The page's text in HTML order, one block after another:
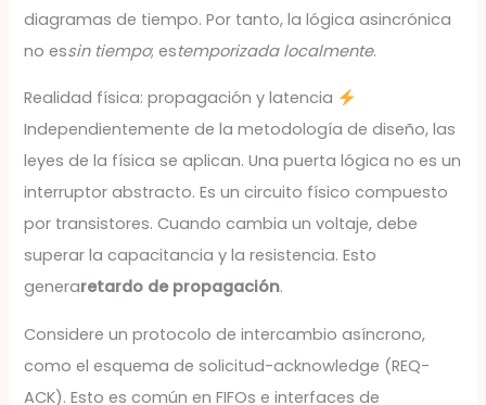
diagramas de tiempo. Por tanto, la lógica asincrónica
no essin tiempo; estemporizada localmente.
Realidad física: propagación y latencia
Independientemente de la metodología de diseño, las
leyes de la física se aplican. Una puerta lógica no es un
interruptor abstracto. Es un circuito físico compuesto
por transistores. Cuando cambia un voltaje, debe
superar la capacitancia y la resistencia. Esto
generaretardo de propagación.
Considere un protocolo de intercambio asíncrono,
como el esquema de solicitud-acknowledge (REQ-
ACK). Esto es común en FIFOs e interfaces de